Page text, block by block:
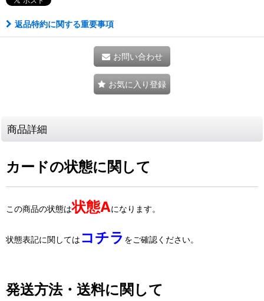
返品特約に関する重要事項
お問い合わせ
お気に入り登録
商品詳細
カードの状態に関して
この商品の状態は状態Aになります。
状態表記に関しては コチラ をご確認ください。
発送方法・送料に関して